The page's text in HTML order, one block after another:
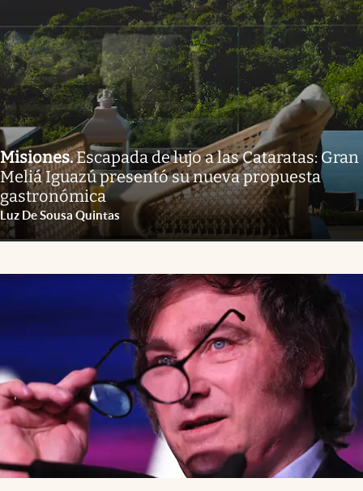
Misiones.Escapada de lujo a las Cataratas: Gran
Meliá Iguazú presentó su nueva propuesta
gastronómica
Luz De Sousa Quintas